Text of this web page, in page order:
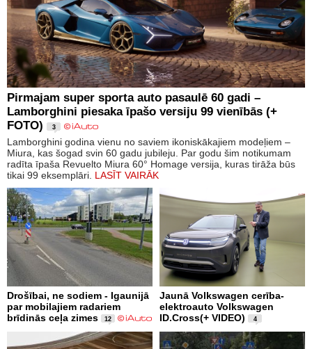
Pirmajam super sporta auto pasaulē 60 gadi –
Lamborghini piesaka īpašo versiju 99 vienībās (+
FOTO)
3
Lamborghini godina vienu no saviem ikoniskākajiem modeļiem –
Miura, kas šogad svin 60 gadu jubileju. Par godu šim notikumam
radīta īpaša Revuelto Miura 60° Homage versija, kuras tirāža būs
tikai 99 eksemplāri. LASĪT VAIRĀK
Drošībai, ne sodiem - Igaunijā
par mobilajiem radariem
brīdinās ceļa zimes
12
Jaunā Volkswagen cerība-
elektroauto Volkswagen
ID.Cross(+ VIDEO)
4